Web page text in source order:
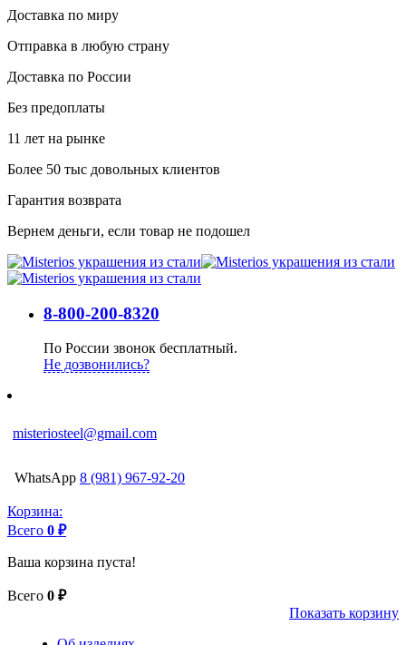
Доставка по миру
Отправка в любую страну
Доставка по России
Без предоплаты
11 лет на рынке
Более 50 тыс довольных клиентов
Гарантия возврата
Вернем деньги, если товар не подошел
8-800-200-8320
По России звонок бесплатный.
Не дозвонились?
misteriosteel@gmail.com
WhatsApp 8 (981) 967-92-20
Корзина:
Всего 0 ₽
Ваша корзина пуста!
Всего 0 ₽
Показать корзину